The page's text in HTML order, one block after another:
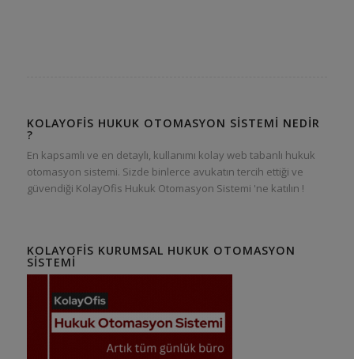
KOLAYOFIS HUKUK OTOMASYON SISTEMI NEDIR
?
En kapsamlı ve en detaylı, kullanımı kolay web tabanlı hukuk
otomasyon sistemi. Sizde binlerce avukatın tercih ettiği ve
güvendiği KolayOfis Hukuk Otomasyon Sistemi 'ne katılın !
KOLAYOFIS KURUMSAL HUKUK OTOMASYON
SISTEMI